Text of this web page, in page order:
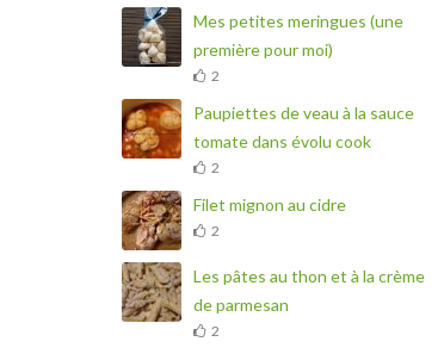
Mes petites meringues (une
première pour moi)
2
Paupiettes de veau à la sauce
tomate dans évolu cook
2
Filet mignon au cidre
2
Les pâtes au thon et à la crème
de parmesan
2